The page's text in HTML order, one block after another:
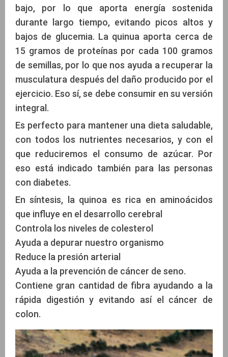
bajo, por lo que aporta energía sostenida
durante largo tiempo, evitando picos altos y
bajos de glucemia. La quinua aporta cerca de
15 gramos de proteínas por cada 100 gramos
de semillas, por lo que nos ayuda a recuperar la
musculatura después del daño producido por el
ejercicio. Eso sí, se debe consumir en su versión
integral.
Es perfecto para mantener una dieta saludable,
con todos los nutrientes necesarios, y con el
que reduciremos el consumo de azúcar. Por
eso está indicado también para las personas
con diabetes.
En síntesis, la quinoa es rica en aminoácidos
que influye en el desarrollo cerebral
Controla los niveles de colesterol
Ayuda a depurar nuestro organismo
Reduce la presión arterial
Ayuda a la prevención de cáncer de seno.
Contiene gran cantidad de fibra ayudando a la
rápida digestión y evitando así el cáncer de
colon.